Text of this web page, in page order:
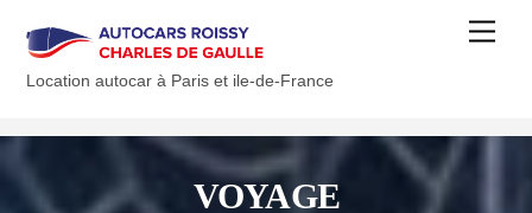
contentLocation autocar à Paris et ile-de-France
VOYAGE